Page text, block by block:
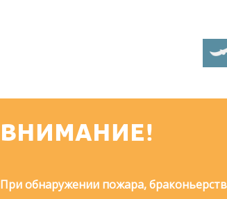
ВНИМАНИЕ!
При обнаружении пожара,